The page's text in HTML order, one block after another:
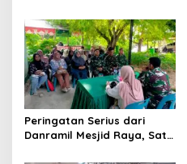
Mendukung Program Gizi
Anak
Peringatan Serius dari
Danramil Mesjid Raya, Satu